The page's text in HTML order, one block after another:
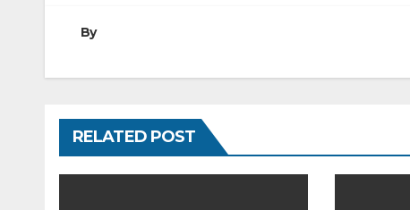
By
RELATED POST